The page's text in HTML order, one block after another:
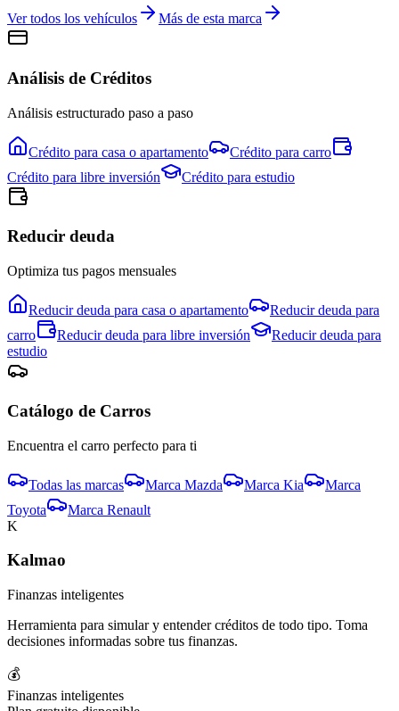
Ver todos los vehículos Más de esta marca
Análisis de Créditos
Análisis estructurado paso a paso
Crédito para casa o apartamento Crédito para carro
Crédito para libre inversión Crédito para estudio
Reducir deuda
Optimiza tus pagos mensuales
Reducir deuda para casa o apartamento
Reducir deuda para
carro
Reducir deuda para libre inversión
Reducir deuda para
estudio
Catálogo de Carros
Encuentra el carro perfecto para ti
Todas las marcas Marca Mazda Marca Kia
Marca
Toyota
Marca Renault
K
Kalmao
Finanzas inteligentes
Herramienta para simular y entender créditos de todo tipo. Toma
decisiones informadas sobre tus finanzas.
💰
Finanzas inteligentes